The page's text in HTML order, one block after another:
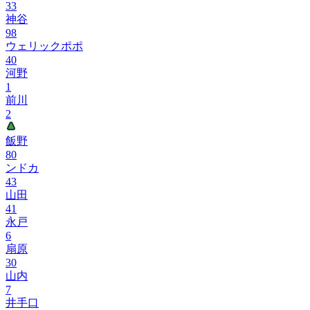
33
神谷
98
ウェリックポポ
40
河野
1
前川
2
飯野
80
ンドカ
43
山田
41
永戸
6
扇原
30
山内
7
井手口